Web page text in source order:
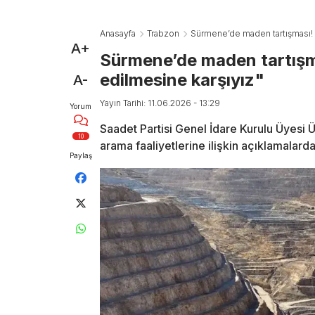
A+
A-
Yorum
10
Paylaş
Anasayfa Trabzon Sürmene’de maden
Sürmene’de maden
edilmesine karşıyız"
Yayın Tarihi: 11.06.2026 - 13:29
Saadet Partisi Genel İdare Kurulu Üyesi
arama faaliyetlerine ilişkin